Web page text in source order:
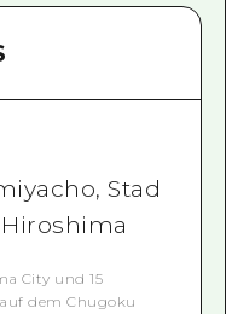
Stad
City und 15
dem Chugoku